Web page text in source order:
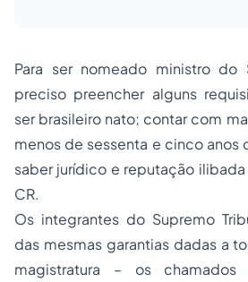
Para ser nomeado ministro do
preciso preencher alguns
ser brasileiro nato; contar com
menos de sessenta e cinco anos
saber jurídico e reputação ilibada
CR.
Os integrantes do Supremo
das mesmas garantias dadas a
magistratura – os chamados